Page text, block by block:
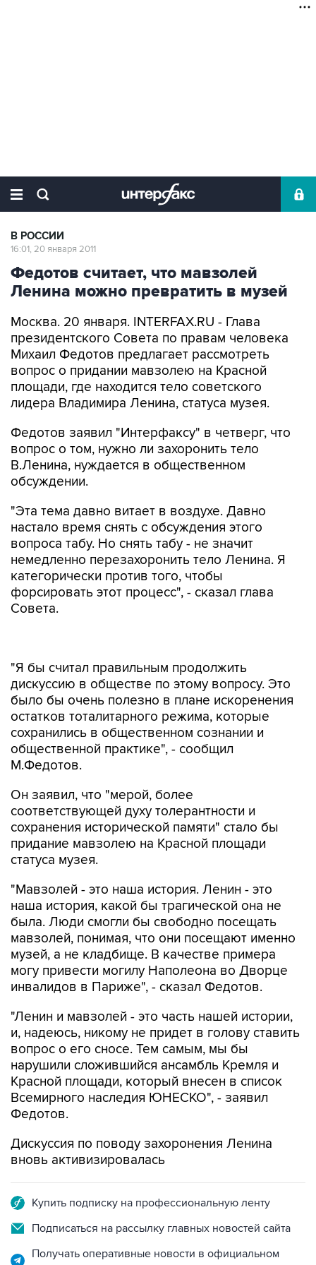
В РОССИИ
16:01, 20 января 2011
Федотов считает, что мавзолей
Ленина можно превратить в музей
Москва. 20 января. INTERFAX.RU - Глава
президентского Совета по правам человека
Михаил Федотов предлагает рассмотреть
вопрос о придании мавзолею на Красной
площади, где находится тело советского
лидера Владимира Ленина, статуса музея.
Федотов заявил "Интерфаксу" в четверг, что
вопрос о том, нужно ли захоронить тело
В.Ленина, нуждается в общественном
обсуждении.
"Эта тема давно витает в воздухе. Давно
настало время снять с обсуждения этого
вопроса табу. Но снять табу - не значит
немедленно перезахоронить тело Ленина. Я
категорически против того, чтобы
форсировать этот процесс", - сказал глава
Совета.
было бы очень полезно в плане искоренения
остатков тоталитарного режима, которые
сохранились в общественном сознании и
общественной практике", - сообщил
М.Федотов.
Он заявил, что "мерой, более
сохранения исторической памяти" стало бы
придание мавзолею на Красной площади
статуса музея.
"Мавзолей - это наша история. Ленин - это
была. Люди смогли бы свободно посещать
мавзолей, понимая, что они посещают именно
музей, а не кладбище. В качестве примера
могу привести могилу Наполеона во Дворце
инвалидов в Париже", - сказал Федотов.
"Ленин и мавзолей - это часть нашей истории,
вопрос о его сносе. Тем самым, мы бы
нарушили сложившийся ансамбль Кремля и
Красной площади, который внесен в список
Всемирного наследия ЮНЕСКО", - заявил
Федотов.
Дискуссия по поводу захоронения Ленина
Подписаться на рассылку главных новостей сайта
Получать оперативные новости в официальном